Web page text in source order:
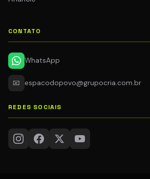
CONTATO
WhatsApp
📧 espacodopovo@grupocria.com.br
REDES SOCIAIS